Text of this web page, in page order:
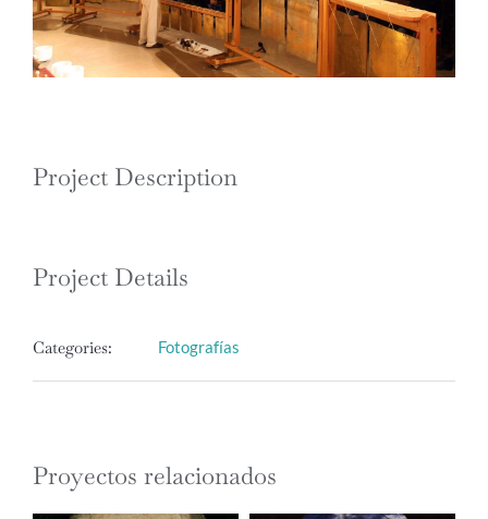
Project Description
Project Details
Categories: Fotografías
Proyectos relacionados